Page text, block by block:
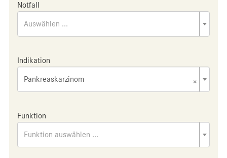
Notfall
Auswählen ...
Indikation
×
Pankreaskarzinom
Funktion
Funktion auswählen ...